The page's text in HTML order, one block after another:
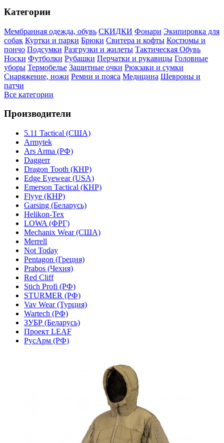
Категории
Мембранная одежда, обувь СКИДКИ Фонари Экипировка для
собак Куртки и парки Брюки Свитера и кофты Костюмы и
пончо Подсумки Разгрузки и жилеты Тактическая Обувь
Носки Футболки Рубашки Перчатки и рукавицы Головные
уборы Термобелье Защитные очки Рюкзаки и сумки
Снаряжение, ножи Ремни и пояса Медицина Шевроны и
патчи
Все категории
Производители
5.11 Tactical (США)
Armytek
Ars Arma (РФ)
Daggerr
Dragon Tooth (КНР)
Edge Eyewear (USA)
Emerson Tactical (КНР)
Flyye (КНР)
Garsing (Беларусь)
Helikon-Tex
LOWA (ФРГ)
Mechanix Wear (США)
Merrell
Not Today
Pentagon (Греция)
Prabos (Чехия)
Red Cliff
Stich Profi (РФ)
STURMER (РФ)
Vav Wear (Турция)
Wartech (РФ)
ЗУБР (Беларусь)
Проект LEAF
РусАрм (РФ)